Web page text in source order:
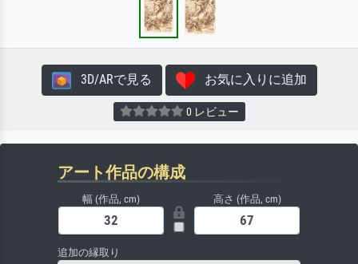
3D/ARで見る お気に入りに追加
0 レビュー
アート作品の構成
幅 (作品, cm) 高さ (作品, cm)
追加の縁取り